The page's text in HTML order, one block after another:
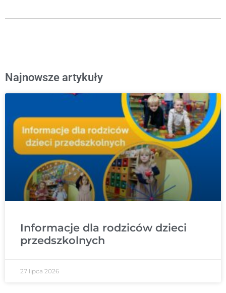
Najnowsze artykuły
Informacje dla rodziców dzieci
przedszkolnych
27 lipca 2026